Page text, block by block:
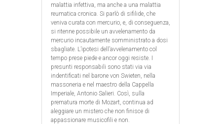
malattia infettiva, ma anche a una malattia
reumatica cronica. Si parlò di sifilide, che
veniva curata con mercurio, e, di conseguenza,
si ritenne possibile un avvelenamento da
mercurio incautamente somministrato a dosi
sbagliate. L’ipotesi dell’avvelenamento col
tempo prese piede e ancor oggi resiste. I
presunti responsabili sono stati via via
indentificati nel barone von Swieten, nella
massoneria e nel maestro della Cappella
Imperiale, Antonio Salieri. Così, sulla
prematura morte di Mozart, continua ad
aleggiare un mistero che non finisce di
appassionare musicofili e non.